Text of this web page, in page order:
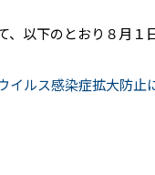
、以下のとおり８月１
イルス感染症拡大防